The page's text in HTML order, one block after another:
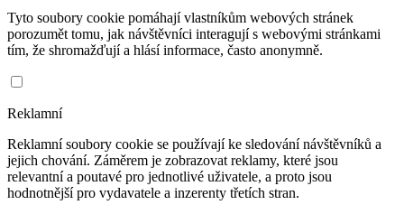
Tyto soubory cookie pomáhají vlastníkům webových stránek
porozumět tomu, jak návštěvníci interagují s webovými stránkami
tím, že shromažďují a hlásí informace, často anonymně.
Reklamní
Reklamní soubory cookie se používají ke sledování návštěvníků a
jejich chování. Záměrem je zobrazovat reklamy, které jsou
relevantní a poutavé pro jednotlivé uživatele, a proto jsou
hodnotnější pro vydavatele a inzerenty třetích stran.